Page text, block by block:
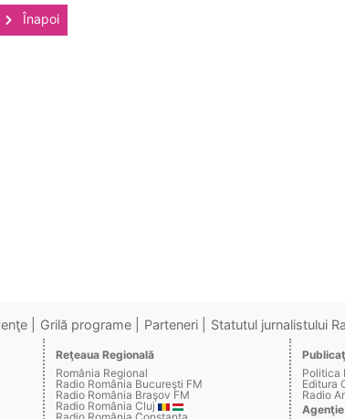
Înapoi
Grilă programe Parteneri Statutul jurnalistului
Reţeaua Regională
România Regional
Radio România Bucureşti FM
Radio România Braşov FM
Radio România Cluj
Politica
Editura
Radio